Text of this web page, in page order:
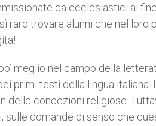
da ecclesiastici al
raro trovare alunni che nel
meglio nel campo della
primi testi della lingua
delle concezioni religiose.
sulle domande di senso che